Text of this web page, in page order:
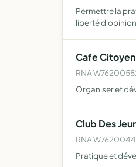
Permettre la
liberté
Cafe Citoyen
RNA
Organiser et
Club Des
RNA
Pratique et